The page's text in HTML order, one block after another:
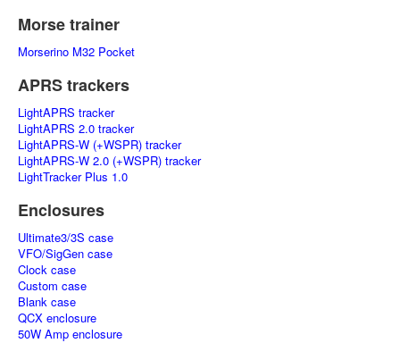
Morse trainer
Morserino M32 Pocket
APRS trackers
LightAPRS tracker
LightAPRS 2.0 tracker
LightAPRS-W (+WSPR) tracker
LightAPRS-W 2.0 (+WSPR) tracker
LightTracker Plus 1.0
Enclosures
Ultimate3/3S case
VFO/SigGen case
Clock case
Custom case
Blank case
QCX enclosure
50W Amp enclosure